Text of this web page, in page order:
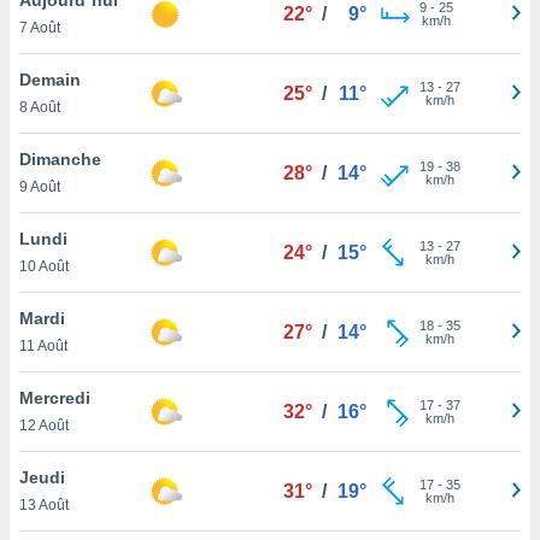
et
»,
au
vous
qu'ils
ou
le
ainsi
un
la
du
7 Août
22° / 9° 9- 25
km/h
Demain
8 Août
25° / 11° 13- 27
km/h
Dimanche
9 Août
28° / 14° 19- 38
km/h
Lundi
10 Août
24° / 15° 13- 27
km/h
Mardi
11 Août
27° / 14° 18- 35
km/h
Mercredi
12 Août
32° / 16° 17- 37
km/h
Jeudi
13 Août
31° / 19° 17- 35
km/h